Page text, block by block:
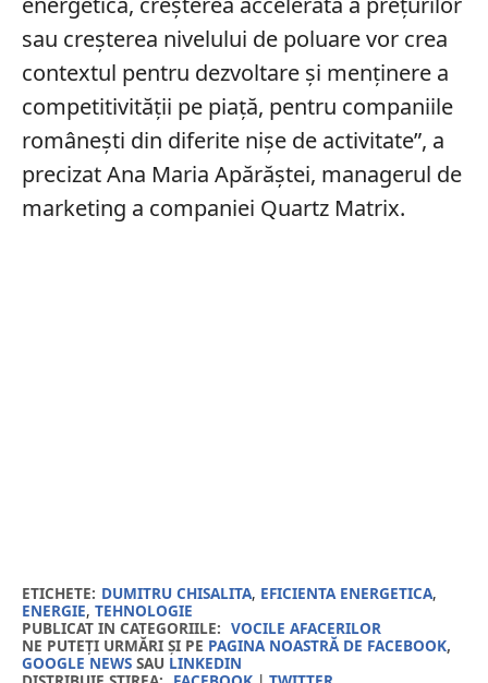
sau creșterea nivelului de poluare vor crea
contextul pentru dezvoltare și menținere a
competitivității pe piață, pentru companiile
românești din diferite nișe de activitate”, a
precizat Ana Maria Apărăștei, managerul de
marketing a companiei Quartz Matrix.
ETICHETE: DUMITRU CHISALITA, EFICIENTA ENERGETICA,
ENERGIE, TEHNOLOGIE
PUBLICAT IN CATEGORIILE: VOCILE AFACERILOR
NE PUTEȚI URMĂRI ȘI PE PAGINA NOASTRĂ DE FACEBOOK,
GOOGLE NEWSSAU LINKEDIN